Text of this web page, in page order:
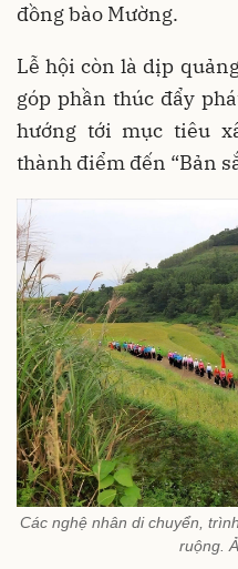
đồng bào Mường.
Lễ hội còn là dịp
góp phần thúc đẩy
hướng tới mục tiêu
thành điểm đến “Bản
Các nghệ nhân di chuyển,
ruộng.